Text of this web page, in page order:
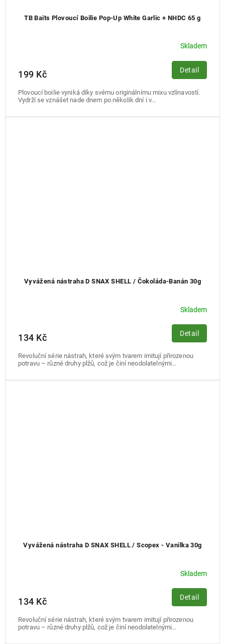
TB Baits Plovoucí Boilie Pop-Up White Garlic + NHDC 65 g
Skladem
199 Kč Detail
Plovoucí boilie vyniká díky svému originálnímu mixu vzlínavostí.
Vydrží se vznášet nade dnem po několik dní i v...
Vyvážená nástraha D SNAX SHELL / Čokoláda-Banán 30g
Skladem
134 Kč Detail
Revoluční série nástrah, které svým tvarem imitují přirozenou
potravu – různé druhy plžů, což je činí neodolatelnými...
Vyvážená nástraha D SNAX SHELL / Scopex - Vanilka 30g
Skladem
134 Kč Detail
Revoluční série nástrah, které svým tvarem imitují přirozenou
potravu – různé druhy plžů, což je činí neodolatelnými...